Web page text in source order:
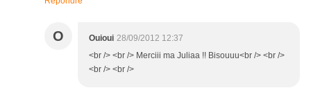
O Ouioui 28/09/2012 12:37
<br /> <br /> Merciii ma Juliaa !! Bisouuu<br /> <br />
<br /> <br />